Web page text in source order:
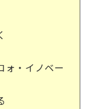
ォ・イノベー